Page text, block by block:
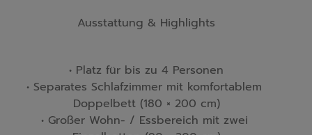
Ausstattung & Highlights
• Platz für bis zu 4 Personen
• Separates Schlafzimmer mit komfortablem
Doppelbett (180 × 200 cm)
• Großer Wohn- / Essbereich mit zwei